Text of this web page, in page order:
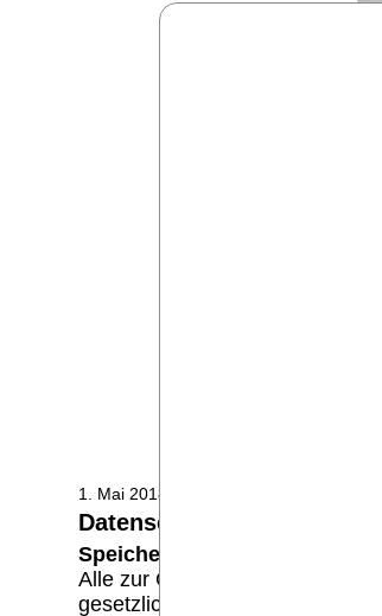
1. Mai 2018, Puderbach
Datenschutzerklärung
Speicherung:
Alle zur Geschäftsabwicklung
gesetzlichen Bestimmungen